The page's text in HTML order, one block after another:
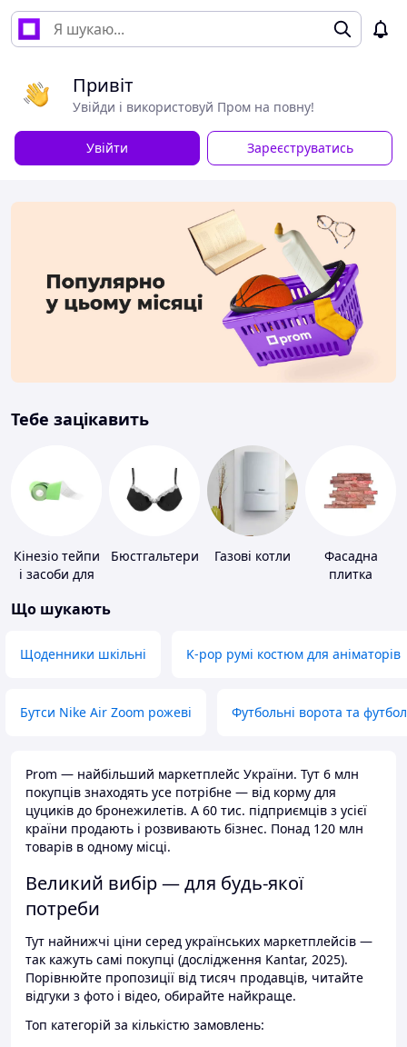
Привіт
Увійди і використовуй Пром на повну!
Увійти Зареєструватись
Тебе зацікавить
Кінезіо тейпи
і засоби для
Бюстгальтери Газові котли
Фасадна
плитка
Що шукають
Щоденники шкільні K-pop румі костюм для аніматорів
Бутси Nike Air Zoom рожеві Футбольні ворота та
Prom — найбільший маркетплейс України. Тут 6 млн
покупців знаходять усе потрібне — від корму для
цуциків до бронежилетів. А 60 тис. підприємців з усієї
країни продають і розвивають бізнес. Понад 120 млн
товарів в одному місці.
Великий вибір — для будь-якої
потреби
Тут найнижчі ціни серед українських маркетплейсів —
так кажуть самі покупці (дослідження Kantar, 2025).
Порівнюйте пропозиції від тисяч продавців, читайте
відгуки з фото і відео, обирайте найкраще.
Топ категорій за кількістю замовлень: